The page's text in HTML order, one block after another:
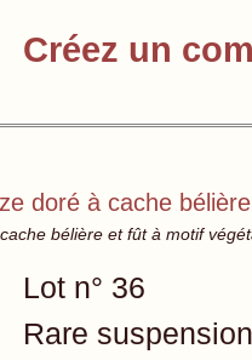
Créez un
doré à cache
bélière et fût à motif
Lot n° 36
Rare